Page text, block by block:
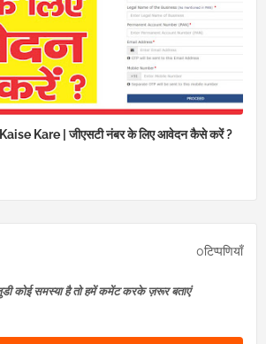
Kare | जीएसटी नंबर के लिए आवेदन कैसे करें ?
0टिप्पणियाँ
कोई समस्या है तो हमें कमेंट करके ज़रूर बताएं